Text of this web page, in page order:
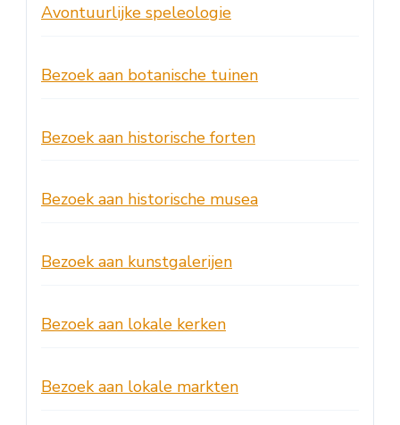
Avontuurlijke speleologie
Bezoek aan botanische tuinen
Bezoek aan historische forten
Bezoek aan historische musea
Bezoek aan kunstgalerijen
Bezoek aan lokale kerken
Bezoek aan lokale markten